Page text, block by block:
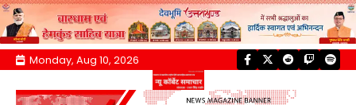
Skip
content
Monday, Aug 10, 2026 facebook
twitterreddittwitch